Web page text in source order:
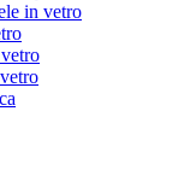
in vetro